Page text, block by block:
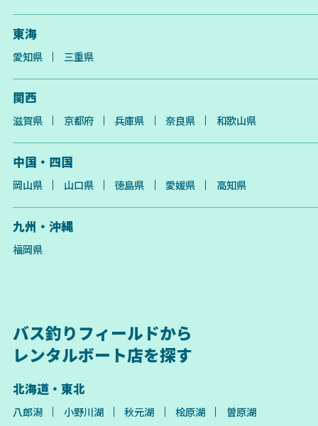
東海
愛知県 三重県
関西
滋賀県 京都府 兵庫県 奈良県 和歌山県
中国・四国
岡山県 山口県 徳島県 愛媛県 高知県
九州・沖縄
福岡県
バス釣りフィールドから
レンタルボート店を探す
北海道・東北
八郎潟 小野川湖 秋元湖 桧原湖 曽原湖